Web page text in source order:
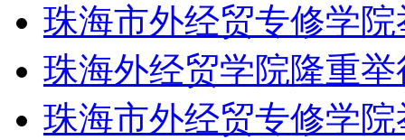
珠海市外经贸专修学
珠海外经贸学院隆重
珠海市外经贸专修学